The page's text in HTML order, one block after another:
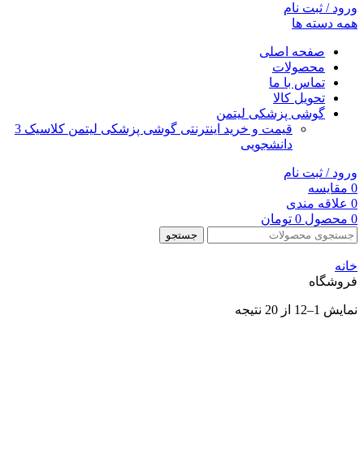
ورود / ثبت نام
همه دسته ها
صفحه اصلی
محصولات
تماس با ما
تحویل کالا
گوشی پزشکی لیتمن
قیمت و خرید اینترنتی گوشی پزشکی لیتمن کلاسیک 3
دانشجویی
ورود / ثبت نام
0 مقایسه
0 علاقه مندی
0 محصول 0 تومان
جستجو
خانه
فروشگاه
نمایش 1–12 از 20 نتیجه